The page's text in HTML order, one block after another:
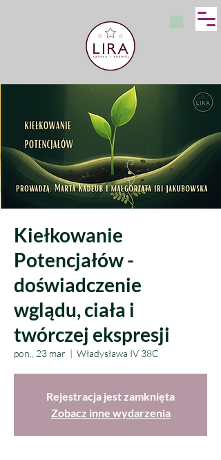
Kiełkowanie
Potencjałów -
doświadczenie
wglądu, ciała i
twórczej ekspresji
pon., 23 mar
  |
Władysława IV 38C
Rejestracja jest zamknięta
Zobacz inne wydarzenia